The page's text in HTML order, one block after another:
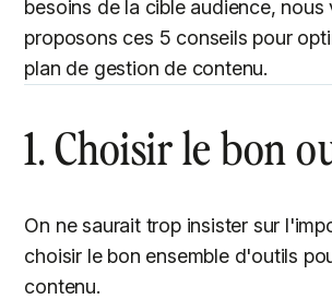
besoins de la cible audience, nous
proposons ces 5 conseils pour
plan de gestion de contenu.
1. Choisir le bon
On ne saurait trop insister sur
choisir le bon ensemble d'outils
contenu.